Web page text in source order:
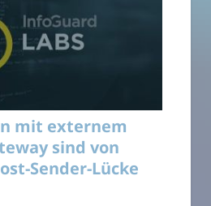
mit externem
sind von
Sender-Lücke